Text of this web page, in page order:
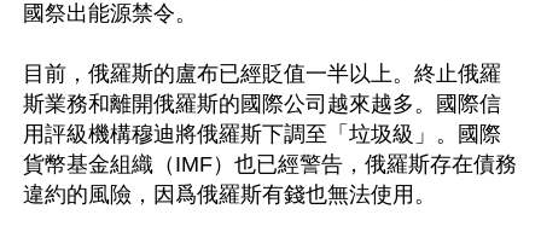
國祭出能源禁令。
目前，俄羅斯的盧布已經貶值一半以上。終止俄羅
斯業務和離開俄羅斯的國際公司越來越多。國際信
用評級機構穆迪將俄羅斯下調至「垃圾級」。國際
貨幣基金組織（IMF）也已經警告，俄羅斯存在債務
違約的風險，因爲俄羅斯有錢也無法使用。